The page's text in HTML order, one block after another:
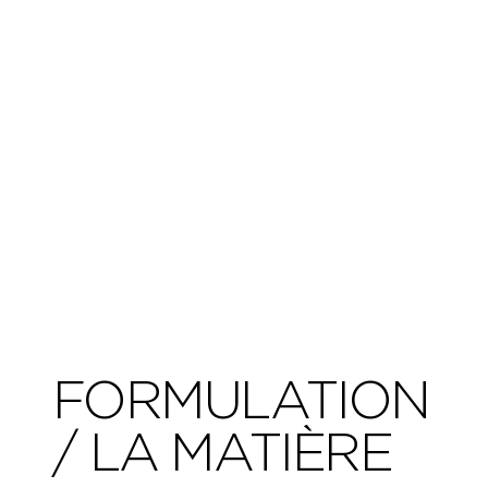
FORMULATION
/ LA MATIÈRE